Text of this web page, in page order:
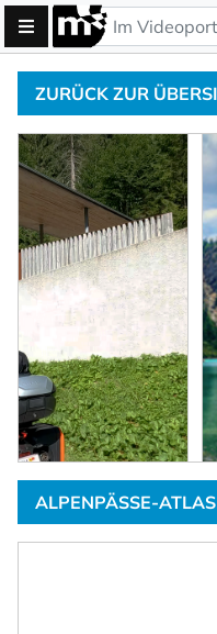
ALPENPÄSSE-ATLAS